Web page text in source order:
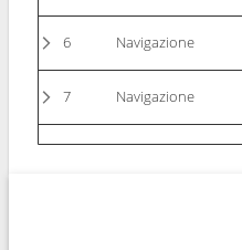
6 Navigazione
7 Navigazione
8 Punta Delgada